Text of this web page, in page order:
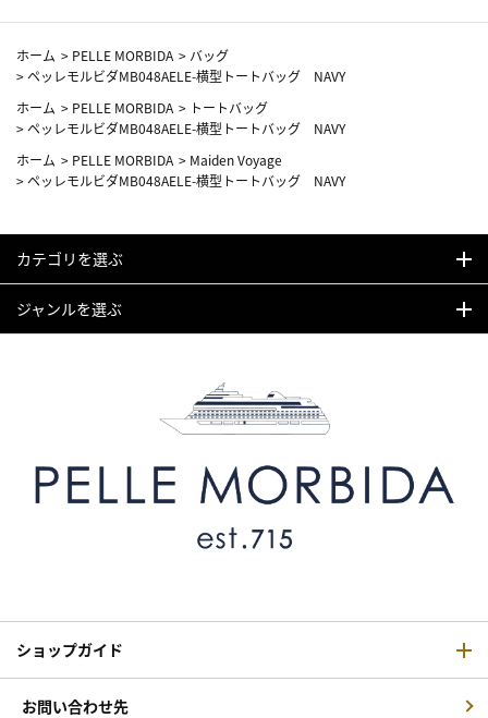
ホーム > PELLE MORBIDA > バッグ
>ペッレモルビダMB048AELE-横型トートバッグ NAVY
ホーム > PELLE MORBIDA > トートバッグ
>ペッレモルビダMB048AELE-横型トートバッグ NAVY
ホーム > PELLE MORBIDA > Maiden Voyage
>ペッレモルビダMB048AELE-横型トートバッグ NAVY
カテゴリを選ぶ
ジャンルを選ぶ
ショップガイド
お問い合わせ先